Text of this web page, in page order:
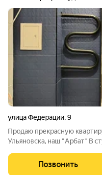
улица Федерации,9
Продаю прекрасную
Ульяновска, наш "Арбат" В
доступности. Множество
Студия расположена в
Позвонить